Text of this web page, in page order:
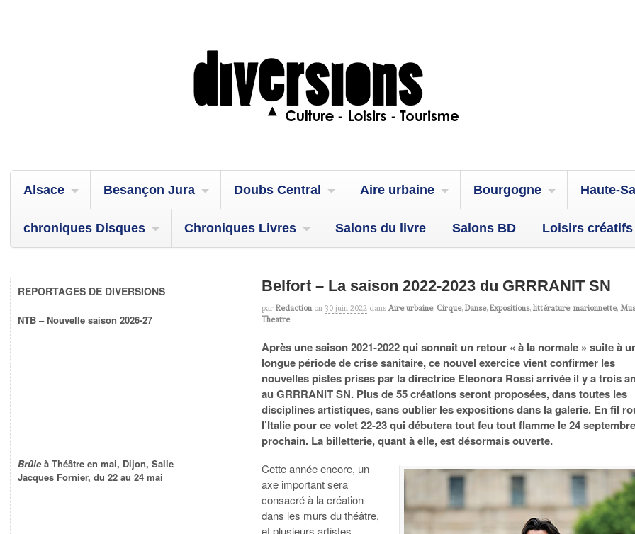
Alsace Besançon Jura Doubs Central Aire urbaine Bourgogne Haute-
chroniques Disques Chroniques Livres Salons du livre Salons BD Loisirs créatifs
Belfort – La saison 2022-2023 du GRRRANIT SN
par Redaction on 30 juin 2022 dans Aire urbaine, Cirque,Danse,Expositions,littérature,marionnette,
Theatre
Après une saison 2021-2022 qui sonnait un retour « à la normale » suite à
longue période de crise sanitaire, ce nouvel exercice vient confirmer les
nouvelles pistes prises par la directrice Eleonora Rossi arrivée il y a trois
au GRRRANIT SN. Plus de 55 créations seront proposées, dans toutes les
disciplines artistiques, sans oublier les expositions dans la galerie. En fil
l’Italie pour ce volet 22-23 qui débutera tout feu tout flamme le 24 septembre
prochain. La billetterie, quant à elle, est désormais ouverte.
Cette année encore, un
axe important sera
consacré à la création
dans les murs du théâtre,
REPORTAGES DE DIVERSIONS
NTB – Nouvelle saison 2026-27
Brûle à Théâtre en mai, Dijon, Salle
Jacques Fornier, du 22 au 24 mai